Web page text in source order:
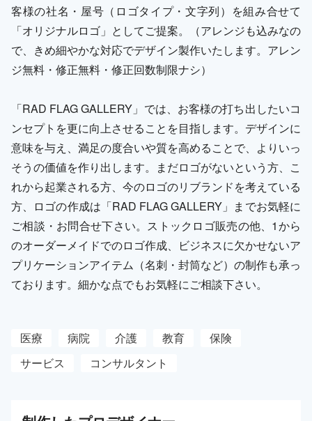
客様の社名・屋号（ロゴタイプ・文字列）を組み合せて
「オリジナルロゴ」としてご提案。（アレンジも込みなの
で、きめ細やかな対応でデザイン製作いたします。アレン
ジ無料・修正無料・修正回数制限ナシ）
「RAD FLAG GALLERY」では、お客様の打ち出したいコ
ンセプトを更に向上させることを目指します。デザインに
意味を与え、満足の度合いや質を高めることで、よりいっ
そうの価値を作り出します。まだロゴがないという方、こ
れから起業される方、今のロゴのリブランドを考えている
方、ロゴの作成は「RAD FLAG GALLERY」までお気軽に
ご相談・お問合せ下さい。ストックロゴ販売の他、1から
のオーダーメイドでのロゴ作成、ビジネスに欠かせないア
プリケーションアイテム（名刺・封筒など）の制作も承っ
ております。細かな点でもお気軽にご相談下さい。
医療 病院 介護 教育
保険
サービス
コンサルタント